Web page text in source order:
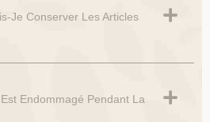
Je Conserver Les Articles
Endommagé Pendant La